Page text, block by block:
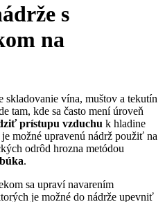
s
na
vína, muštov a tekutín
tam, kde sa často mení úroveň
prístupu vzduchu k hladine
možné upravenú nádrž použiť na
odrôd hrozna metódou
.
sa upraví navarením
je možné do nádrže upevniť